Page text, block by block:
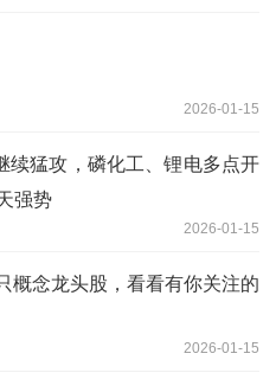
2026-01-15
续猛攻，磷化工、锂电多点开
强势
2026-01-15
概念龙头股，看看有你关注的
2026-01-15